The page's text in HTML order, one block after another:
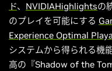
ド、 NVIDIAHighlightsの
のプレイを可能にする
Experience Optimal
システムから得られる機
高の『Shadow of the